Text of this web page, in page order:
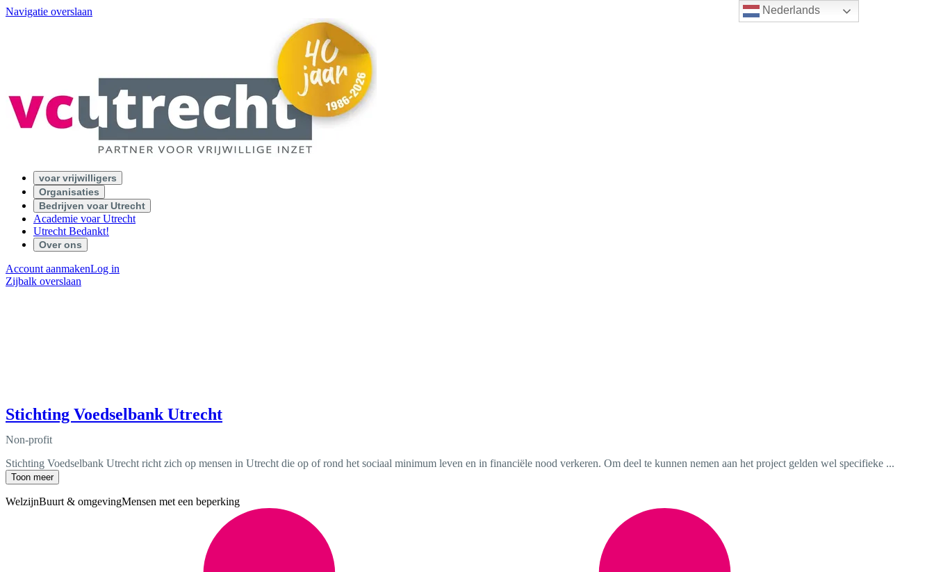
Nederlands
Navigatie overslaan
voar vrijwilligers
Organisaties
Bedrijven voar Utrecht
Academie voar Utrecht
Utrecht Bedankt!
Over ons
Account aanmakenLog in
Zijbalk overslaan
Stichting Voedselbank Utrecht
Non-profit
Stichting Voedselbank Utrecht richt zich op mensen in Utrecht die op of rond het sociaal minimum leven en in financiële nood verkeren. Om deel te kunnen nemen aan het project gelden wel specifieke ...
Toon meer
WelzijnBuurt & omgevingMensen met een beperking